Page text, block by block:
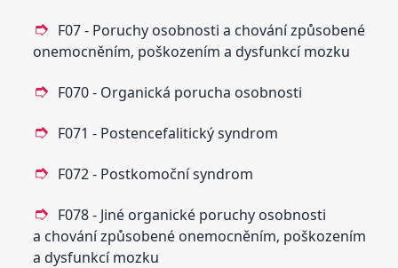
F07 - Poruchy osobnosti a chování způsobené
onemocněním‚ poškozením a dysfunkcí mozku
F070 - Organická porucha osobnosti
F071 - Postencefalitický syndrom
F072 - Postkomoční syndrom
F078 - Jiné organické poruchy osobnosti
a chování způsobené onemocněním‚ poškozením
a dysfunkcí mozku